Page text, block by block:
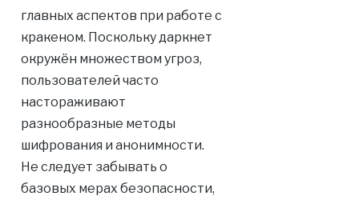
главных аспектов при работе с
кракеном. Поскольку даркнет
окружён множеством угроз,
пользователей часто
настораживают
разнообразные методы
шифрования и анонимности.
Не следует забывать о
базовых мерах безопасности,